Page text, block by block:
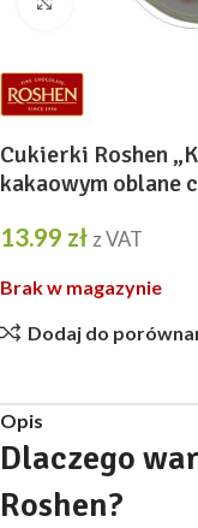
Cukierki Roshen
kakaowym oblane
13.99 zł z VAT
Brak w magazynie
Dodaj do
Opis
Dlaczego
Roshen?